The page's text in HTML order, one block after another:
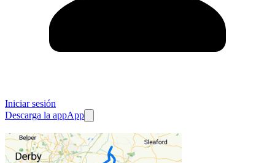
Iniciar sesión
Descarga la appApp